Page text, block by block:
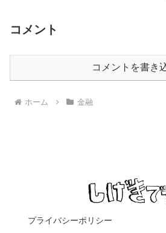
コメント
コメントを書き
ホーム 金融
プライバシーポリシー